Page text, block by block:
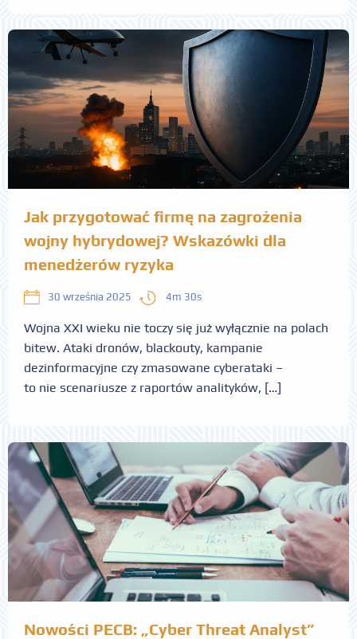
Jak przygotować firmę na zagrożenia
wojny hybrydowej? Wskazówki dla
menedżerów ryzyka
30 września 2025 4m 30s
Wojna XXI wieku nie toczy się już wyłącznie na polach
bitew. Ataki dronów, blackouty, kampanie
dezinformacyjne czy zmasowane cyberataki –
to nie scenariusze z raportów analityków, […]
Nowości PECB: „Cyber Threat Analyst”